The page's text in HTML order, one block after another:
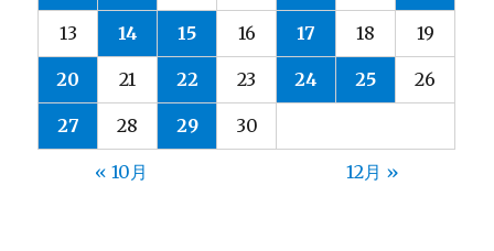
13 14 15 16 17 18 19
20 21 22 23 24 25 26
27 28 29 30
« 10月 12月 »